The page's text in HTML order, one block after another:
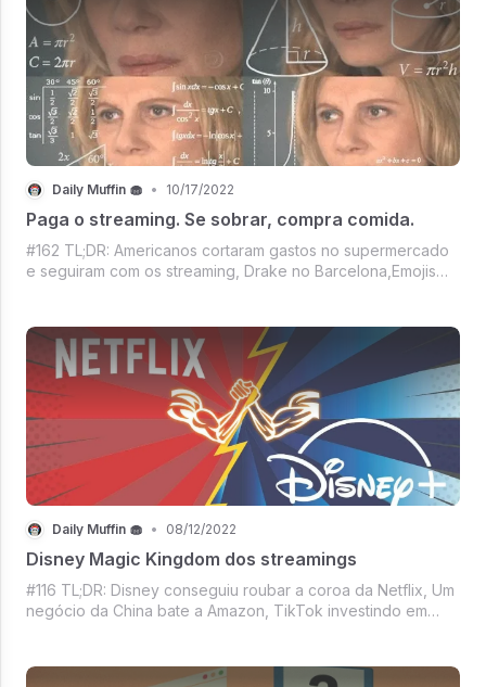
Daily Muffin 🧁 • 10/17/2022
Paga o streaming. Se sobrar, compra comida.
#162 TL;DR: Americanos cortaram gastos no supermercado
e seguiram com os streaming, Drake no Barcelona,Emojis
Mercado crypto se recuperando d
Daily Muffin 🧁 • 08/12/2022
Disney Magic Kingdom dos streamings
#116 TL;DR: Disney conseguiu roubar a coroa da Netflix, Um
negócio da China bate a Amazon, TikTok investindo em
é sexta.